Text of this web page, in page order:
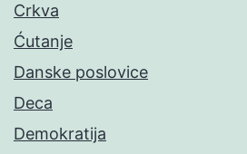
Crkva
Ćutanje
Danske poslovice
Deca
Demokratija